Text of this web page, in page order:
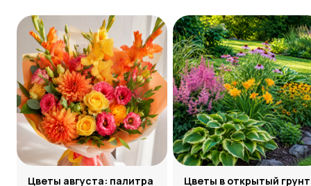
Цветы августа: палитра
Цветы в открытый грунт